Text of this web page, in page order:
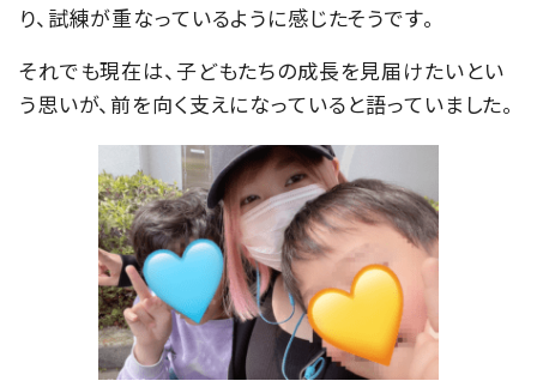
り、試練が重なっているように感じたそうです。
それでも現在は、子どもたちの成長を見届けたいとい
う思いが、前を向く支えになっていると語っていました。